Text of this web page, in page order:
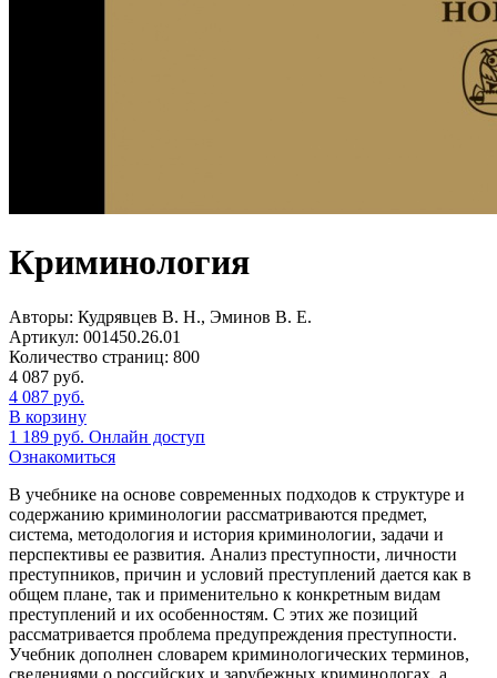
Криминология
Авторы: Кудрявцев В. Н., Эминов В. Е.
Артикул: 001450.26.01
Количество страниц: 800
4 087 руб.
4 087 руб.
В корзину
1 189 руб. Онлайн доступ
Ознакомиться
В учебнике на основе современных подходов к структуре и
содержанию криминологии рассматриваются предмет,
система, методология и история криминологии, задачи и
перспективы ее развития. Анализ преступности, личности
преступников, причин и условий преступлений дается как в
общем плане, так и применительно к конкретным видам
преступлений и их особенностям. С этих же позиций
рассматривается проблема предупреждения преступности.
Учебник дополнен словарем криминологических терминов,
сведениями о российских и зарубежных криминологах, а